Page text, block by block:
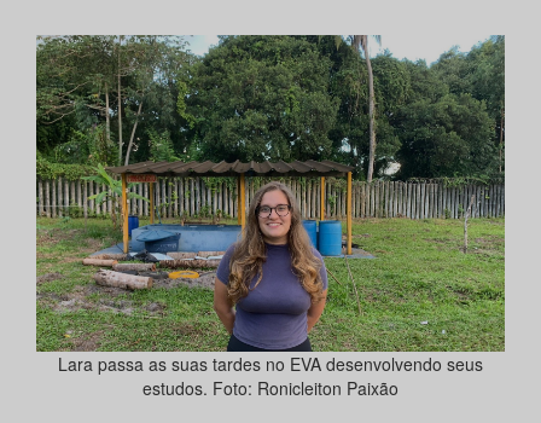
Lara passa as suas tardes no EVA desenvolvendo seus
estudos. Foto: Ronicleiton Paixão